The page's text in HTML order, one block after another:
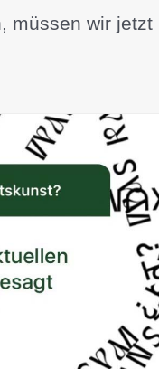
müssen wir jetzt